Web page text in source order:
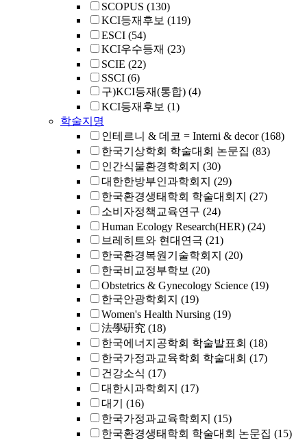
SCOPUS (130)
KCI등재후보 (119)
ESCI (54)
KCI우수등재 (23)
SCIE (22)
SSCI (6)
구)KCI등재(통합) (4)
KCI등재후보 (1)
학술지명
인테르니 & 데코 = Interni & decor (168)
한국기상학회 학술대회 논문집 (83)
인간식물환경학회지 (30)
대한한방부인과학회지 (29)
한국환경생태학회 학술대회지 (27)
소비자정책교육연구 (24)
Human Ecology Research(HER) (24)
브레히트와 현대연극 (21)
한국환경복원기술학회지 (20)
한국비교정부학보 (20)
Obstetrics & Gynecology Science (19)
한국안광학회지 (19)
Women's Health Nursing (19)
法學硏究 (18)
한국에너지공학회 학술발표회 (18)
한국가정과교육학회 학술대회 (17)
건강소식 (17)
대한시과학회지 (17)
대기
(16)
한국가정과교육학회지 (15)
한국환경생태학회 학술대회 논문집 (15)